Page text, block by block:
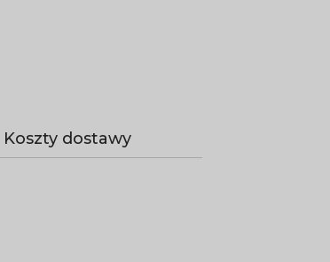
Koszty dostawy